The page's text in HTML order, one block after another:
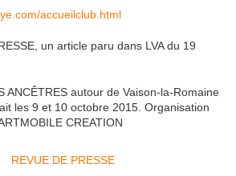
accueilclub.html
un article paru dans LVA du 19
ANCÊTRES autour de Vaison-la-Romaine
les 9 et 10 octobre 2015. Organisation
CREATION